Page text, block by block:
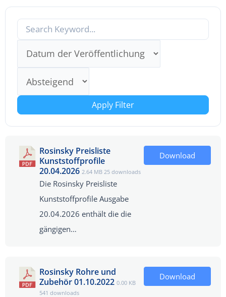
Apply Filter
Rosinsky Preisliste
Kunststoffprofile
20.04.2026 2.64 MB 25 downloads
Die Rosinsky Preisliste
Kunststoffprofile Ausgabe
20.04.2026 enthält die die
gängigen…
Download
Rosinsky Rohre und
Zubehör 01.10.2022 0.00 KB
541 downloads
Download